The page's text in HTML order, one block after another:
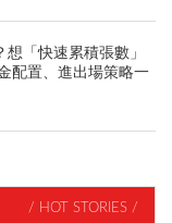
「快速累積張數」
配置、進出場策略一
/ HOT STORIES /